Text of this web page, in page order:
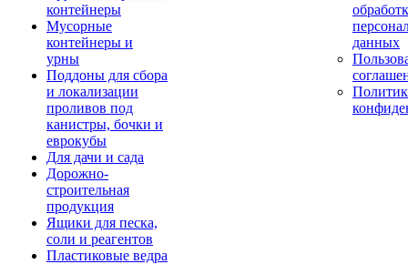
контейнеры
Мусорные
контейнеры и
урны
Поддоны для сбора
и локализации
проливов под
канистры, бочки и
еврокубы
Для дачи и сада
Дорожно-
строительная
продукция
Ящики для песка,
соли и реагентов
Пластиковые ведра
данных